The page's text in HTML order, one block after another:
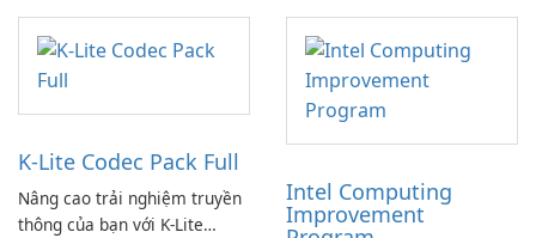
K-Lite Codec Pack Full
Nâng cao trải nghiệm truyền
thông của bạn với K-Lite
Intel Computing
Improvement